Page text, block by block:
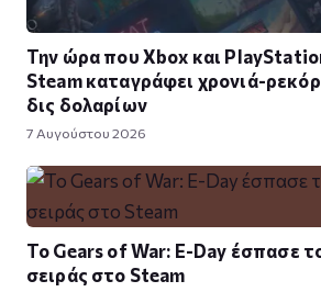
Την ώρα που Xbox και
Steam καταγράφει χρονιά-ρεκόρ
δις δολαρίων
7 Αυγούστου 2026
Το Gears of War: E-Day έσπασε
σειράς στο Steam